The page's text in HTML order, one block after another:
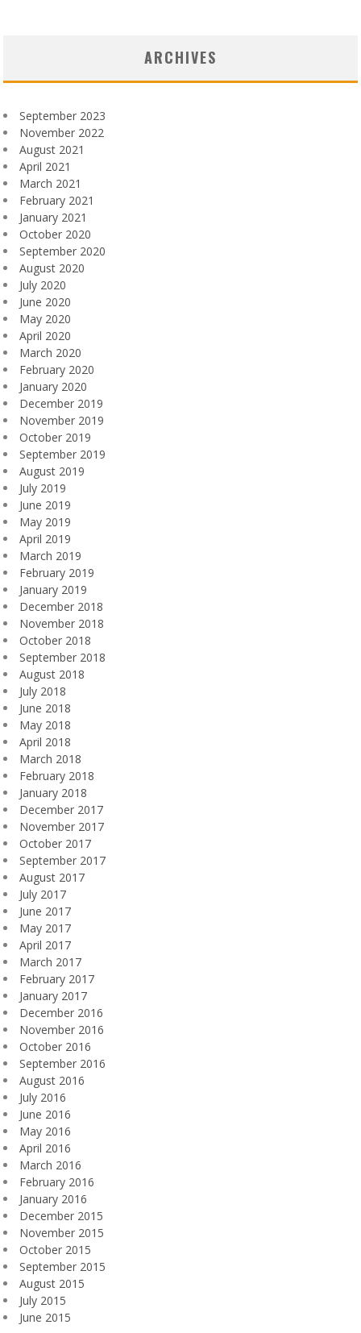
ARCHIVES
September 2023
November 2022
August 2021
April 2021
March 2021
February 2021
January 2021
October 2020
September 2020
August 2020
July 2020
June 2020
May 2020
April 2020
March 2020
February 2020
January 2020
December 2019
November 2019
October 2019
September 2019
August 2019
July 2019
June 2019
May 2019
April 2019
March 2019
February 2019
January 2019
December 2018
November 2018
October 2018
September 2018
August 2018
July 2018
June 2018
May 2018
April 2018
March 2018
February 2018
January 2018
December 2017
November 2017
October 2017
September 2017
August 2017
July 2017
June 2017
May 2017
April 2017
March 2017
February 2017
January 2017
December 2016
November 2016
October 2016
September 2016
August 2016
July 2016
June 2016
May 2016
April 2016
March 2016
February 2016
January 2016
December 2015
November 2015
October 2015
September 2015
August 2015
July 2015
June 2015